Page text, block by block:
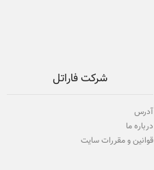
شرکت فاراتل
آدرس
درباره ما
قوانین و مقررات سایت